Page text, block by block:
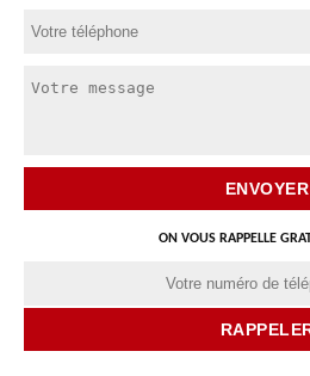
ON VOUS RAPPELLE